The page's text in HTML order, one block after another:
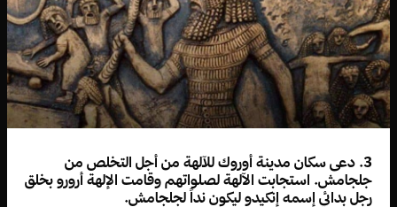
3. دعى سكان مدينة أوروك للآلهة من أجل التخلص من
جلجامش. استجابت الآلهة لصلواتهم وقامت الإلهة أرورو بخلق
رجل بدائي إسمه إنكيدو ليكون نداً لجلجامش.